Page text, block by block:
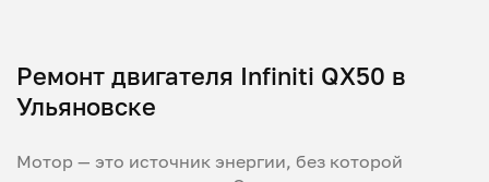
Ремонт двигателя Infiniti QX50 в
Ульяновске
Мотор — это источник энергии, без которой